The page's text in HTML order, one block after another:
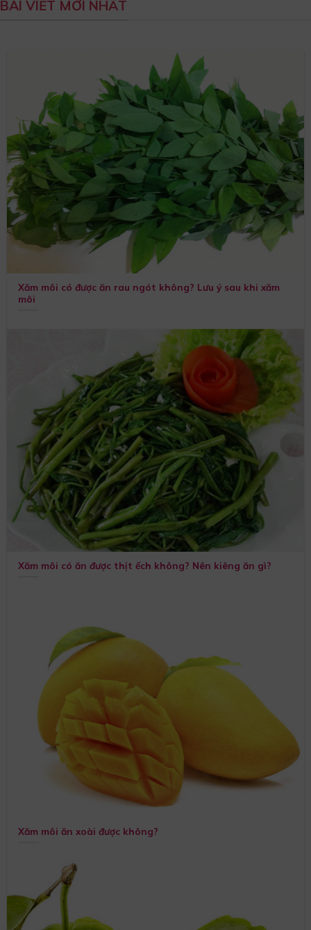
BÀI VIẾT MỚI NHẤT
Xăm môi có được ăn rau ngót không? Lưu ý sau khi xăm
môi
Xăm môi có ăn được thịt ếch không? Nên kiêng ăn gì?
Xăm môi ăn xoài được không?